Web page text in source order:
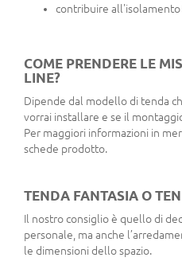
contribuire all'isolamento
COME PRENDERE LE
LINE?
Dipende dal modello di tenda
vorrai installare e se il
Per maggiori informazioni in
schede prodotto.
TENDA FANTASIA O
Il nostro consiglio è quello di
personale, ma anche
le dimensioni dello spazio.